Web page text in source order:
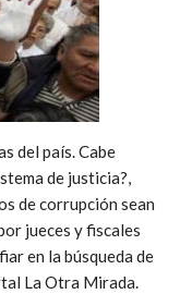
del país. Cabe
de justicia?,
de corrupción sean
jueces y fiscales
en la búsqueda de
La Otra Mirada.